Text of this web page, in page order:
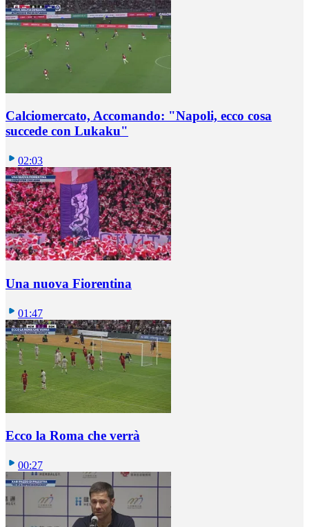
Calciomercato, Accomando: "Napoli, ecco cosa
succede con Lukaku"
02:03
Una nuova Fiorentina
01:47
Ecco la Roma che verrà
00:27